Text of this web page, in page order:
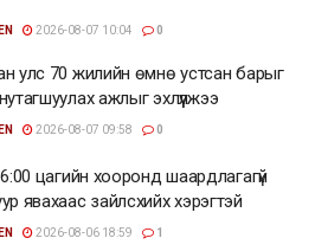
2026-08-07 10:04 0
улс 70 жилийн өмнө устсан барыг
ажлыг эхлүүлжээ
2026-08-07 09:58 0
цагийн хооронд шаардлагагүй
явахаас зайлсхийх хэрэгтэй
2026-08-06 18:59 1